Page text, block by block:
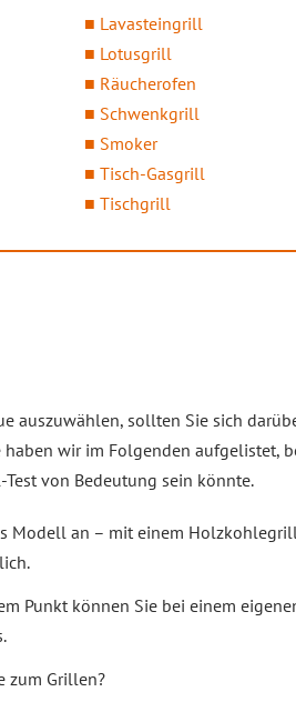
Lavasteingrill
Lotusgrill
Räucherofen
Schwenkgrill
Smoker
Tisch-Gasgrill
Tischgrill
auszuwählen, sollten Sie sich
wir im Folgenden aufgelistet,
von Bedeutung sein könnte.
Modell an – mit einem
Punkt können Sie bei einem
zum Grillen?